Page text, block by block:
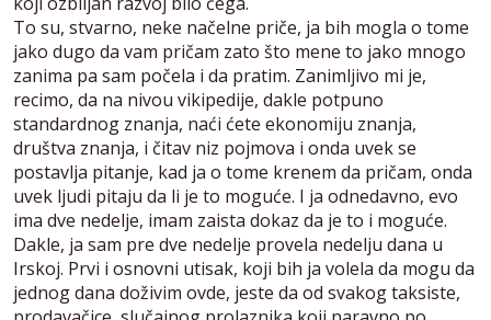
To su, stvarno, neke načelne priče, ja bih mogla o tome
jako dugo da vam pričam zato što mene to jako mnogo
zanima pa sam počela i da pratim. Zanimljivo mi je,
recimo, da na nivou vikipedije, dakle potpuno
standardnog znanja, naći ćete ekonomiju znanja,
društva znanja, i čitav niz pojmova i onda uvek se
postavlja pitanje, kad ja o tome krenem da pričam, onda
uvek ljudi pitaju da li je to moguće. I ja odnedavno, evo
ima dve nedelje, imam zaista dokaz da je to i moguće.
Dakle, ja sam pre dve nedelje provela nedelju dana u
Irskoj. Prvi i osnovni utisak, koji bih ja volela da mogu da
jednog dana doživim ovde, jeste da od svakog taksiste,